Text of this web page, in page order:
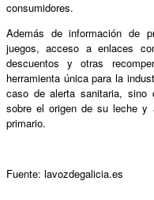
consumidores.
Además de información de
juegos, acceso a enlaces
descuentos y otras
herramienta única para la
caso de alerta sanitaria, sino
sobre el origen de su leche y
primario.
Fuente: lavozdegalicia.es